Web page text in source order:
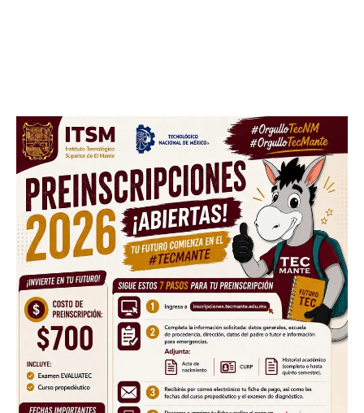
Don't miss
out!
Sing up for our newsletter
to stay in the loop.
SUBSCRIBE